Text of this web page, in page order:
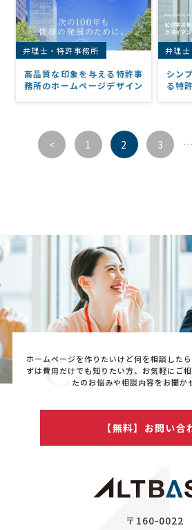
弁理士・特許事務所
高品質な印象を与える特許事
務所のホームページデザイン
弁理
シン
る特
< 1 2 3 …
ホームページを作りたいけど何を相談した
ずは費用だけでも知りたい方、 お気軽にご
たのお悩みや相談内容をお聞か
【無料】お問い合
〒160-0022